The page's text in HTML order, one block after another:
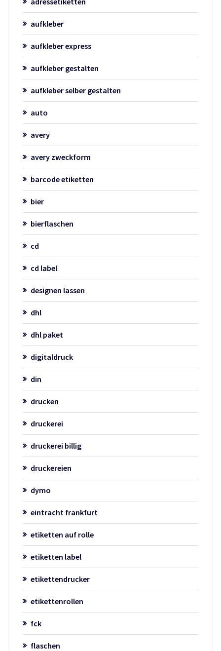
aufkleber
aufkleber express
aufkleber gestalten
aufkleber selber gestalten
auto
avery
avery zweckform
barcode etiketten
bier
bierflaschen
cd
cd label
designen lassen
dhl
dhl paket
digitaldruck
din
drucken
druckerei
druckerei billig
druckereien
dymo
eintracht frankfurt
etiketten auf rolle
etiketten label
etikettendrucker
etikettenrollen
fck
flaschen